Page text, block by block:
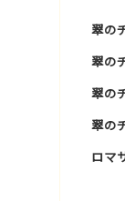
翠の
翠の
翠の
翠の
ロマ